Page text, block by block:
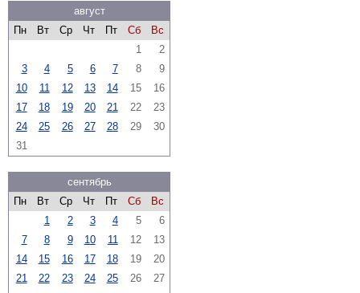
август
Пн
Вт Ср Чт Пт Сб
Вс
1
2
3
4 5 6 7 8
9
10
11 12 13 14 15
16
17
18 19 20 21 22
23
24
25 26 27 28 29
30
31
сентябрь
Пн
Вт Ср Чт Пт Сб
Вс
1
2 3 4 5
6
7
8 9 10 11 12
13
14
15 16 17 18 19
20
21
22 23 24 25 26
27